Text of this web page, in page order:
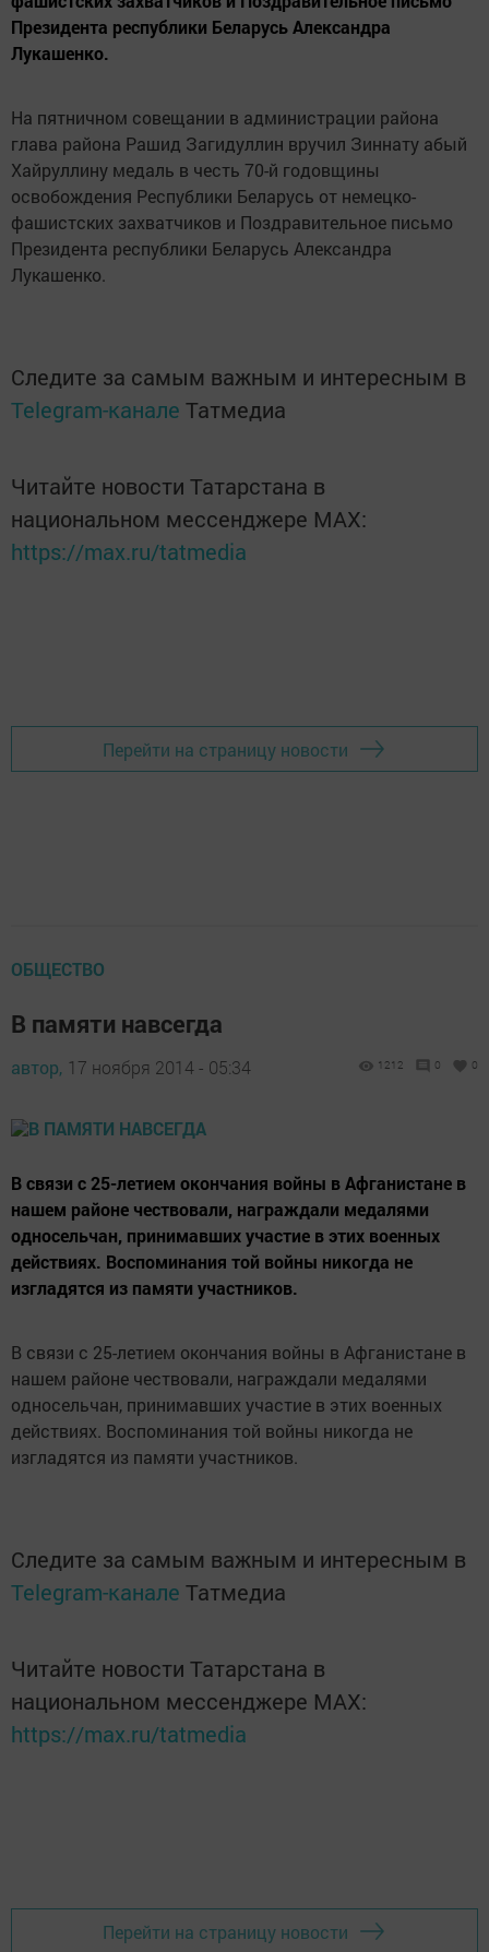
Президента республики Беларусь Александра
Лукашенко.
На пятничном совещании в администрации района
глава района Рашид Загидуллин вручил Зиннату абый
Хайруллину медаль в честь 70-й годовщины
освобождения Республики Беларусь от немецко-
фашистских захватчиков и Поздравительное письмо
Президента республики Беларусь Александра
Лукашенко.
Следите за самым важным и интересным в
Telegram-канале Татмедиа
Читайте новости Татарстана в
национальном мессенджере MАХ:
https://max.ru/tatmedia
Перейти на страницу новости
ОБЩЕСТВО
В памяти навсегда
автор, 17 ноября 2014 - 05:34 1212 0 0
В связи с 25-летием окончания войны в Афганистане в
нашем районе чествовали, награждали медалями
односельчан, принимавших участие в этих военных
действиях. Воспоминания той войны никогда не
изгладятся из памяти участников.
В связи с 25-летием окончания войны в Афганистане в
нашем районе чествовали, награждали медалями
односельчан, принимавших участие в этих военных
действиях. Воспоминания той войны никогда не
изгладятся из памяти участников.
Следите за самым важным и интересным в
Telegram-канале Татмедиа
Читайте новости Татарстана в
национальном мессенджере MАХ:
https://max.ru/tatmedia
Перейти на страницу новости